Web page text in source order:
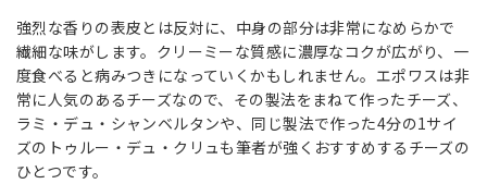
強烈な香りの表皮とは反対に、中身の部分は非常になめらかで
繊細な味がします。クリーミーな質感に濃厚なコクが広がり、一
度食べると病みつきになっていくかもしれません。エポワスは非
常に人気のあるチーズなので、その製法をまねて作ったチーズ、
ラミ・デュ・シャンベルタンや、同じ製法で作った4分の1サイ
ズのトゥルー・デュ・クリュも筆者が強くおすすめするチーズの
ひとつです。